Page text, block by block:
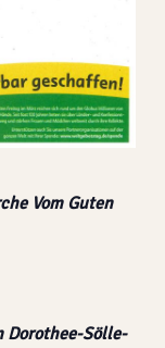
Vom Guten
Dorothee-Sölle-